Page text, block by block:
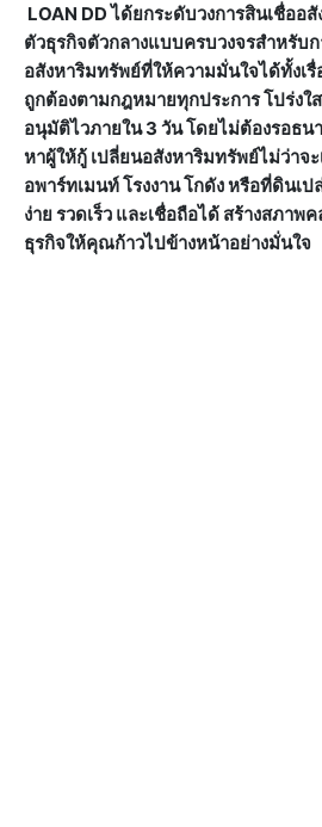
LOAN DD ได้ยกระดับวงการสินเชื่ออ
ตัวธุรกิจตัวกลางแบบครบวงจรสำหรับก
อสังหาริมทรัพย์ที่ให้ความมั่นใจได้ทั้งเ
ถูกต้องตามกฎหมายทุกประการ โปร่งใ
อนุมัติไวภายใน 3 วัน โดยไม่ต้องรอธนา
หาผู้ให้กู้ เปลี่ยนอสังหาริมทรัพย์ไม่ว่าจ
อพาร์ทเมนท์ โรงงาน โกดัง หรือที่ดินเ
ง่าย รวดเร็ว และเชื่อถือได้ สร้างสภาพ
ธุรกิจให้คุณก้าวไปข้างหน้าอย่างมั่นใจ